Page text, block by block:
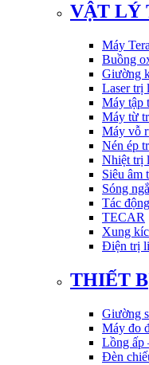
VẬT LÝ
Máy
Buồng
Giường
Laser trị
Máy tập
Máy từ
Máy vỗ
Nén ép
Nhiệt trị
Siêu âm
Sóng
Tác
TECAR
Xung
Điện trị
THIẾT
Giường
Máy đo
Lồng ấp
Đèn